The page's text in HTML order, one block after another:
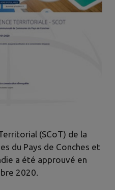
(SCoT) de la
du Pays de Conches et
a été approuvé en
2020.